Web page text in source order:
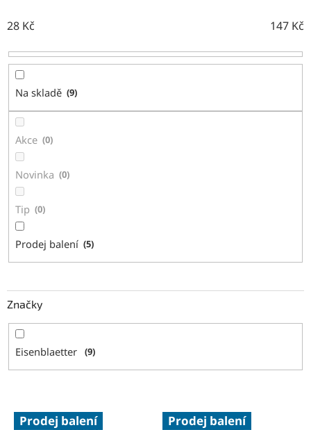
p
o
d
t
28 Kč 147 Kč
Na skladě 9
Akce 0
Novinka 0
Tip 0
Prodej balení 5
Značky
Eisenblaetter 9
V
Prodej balení Prodej balení